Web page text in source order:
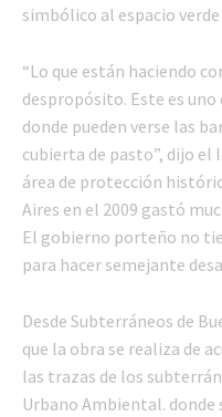
simbólico al espacio
“Lo que están haciendo
despropósito. Este es uno
donde pueden verse las
cubierta de pasto”, dijo el
área de protección
Aires en el 2009 gastó
El gobierno porteño no
para hacer semejante
Desde Subterráneos de
que la obra se realiza de
las trazas de los
Urbano Ambiental. donde